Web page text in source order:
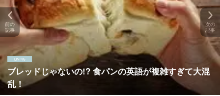
ブレッドじゃないの!? 食パンの英語が複雑すぎて大混
乱！
前の
記事
次の
記事